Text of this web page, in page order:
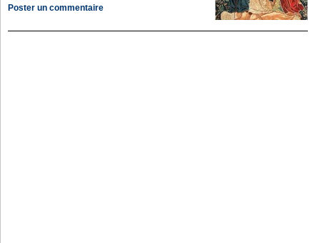
Poster un commentaire